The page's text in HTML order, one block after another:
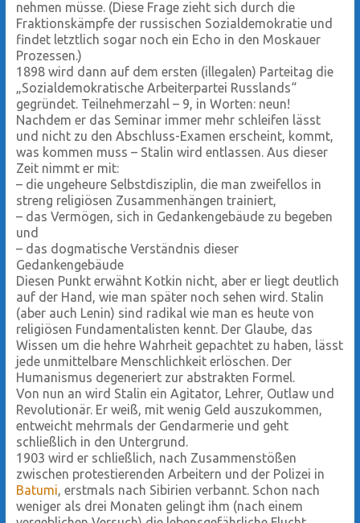
nehmen müsse. (Diese Frage zieht sich durch die
Fraktionskämpfe der russischen Sozialdemokratie und
findet letztlich sogar noch ein Echo in den Moskauer
Prozessen.)
1898 wird dann auf dem ersten (illegalen) Parteitag die
„Sozialdemokratische Arbeiterpartei Russlands“
gegründet. Teilnehmerzahl – 9, in Worten: neun!
Nachdem er das Seminar immer mehr schleifen lässt
und nicht zu den Abschluss-Examen erscheint, kommt,
was kommen muss – Stalin wird entlassen. Aus dieser
Zeit nimmt er mit:
– die ungeheure Selbstdisziplin, die man zweifellos in
streng religiösen Zusammenhängen trainiert,
– das Vermögen, sich in Gedankengebäude zu begeben
und
– das dogmatische Verständnis dieser
Gedankengebäude
Diesen Punkt erwähnt Kotkin nicht, aber er liegt deutlich
auf der Hand, wie man später noch sehen wird. Stalin
(aber auch Lenin) sind radikal wie man es heute von
religiösen Fundamentalisten kennt. Der Glaube, das
Wissen um die hehre Wahrheit gepachtet zu haben, lässt
jede unmittelbare Menschlichkeit erlöschen. Der
Humanismus degeneriert zur abstrakten Formel.
Von nun an wird Stalin ein Agitator, Lehrer, Outlaw und
Revolutionär. Er weiß, mit wenig Geld auszukommen,
entweicht mehrmals der Gendarmerie und geht
schließlich in den Untergrund.
1903 wird er schließlich, nach Zusammenstößen
zwischen protestierenden Arbeitern und der Polizei in
Batumi, erstmals nach Sibirien verbannt. Schon nach
weniger als drei Monaten gelingt ihm (nach einem